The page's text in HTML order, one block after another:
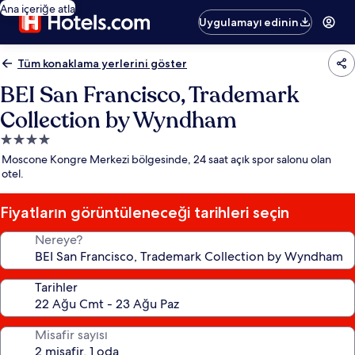
Ana içeriğe atla
Uygulamayı edinin
Tüm konaklama yerlerini göster
BEI San Francisco, Trademark
Collection by Wyndham
4.0
yıldızlı
konaklama
yeri
Moscone Kongre Merkezi bölgesinde, 24 saat açık spor salonu olan
otel.
Fiyatların görüntüleneceği tarihleri seçin
Nereye?
Tarihler
Misafir sayısı